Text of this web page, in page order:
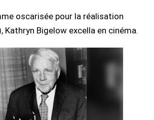
oscarisée pour la réalisation
Kathryn Bigelow excella en cinéma.